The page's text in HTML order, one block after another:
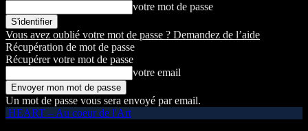
votre mot de passe
Vous avez oublié votre mot de passe ? Demandez de l’aide
Récupération de mot de passe
Récupérer votre mot de passe
votre email
Un mot de passe vous sera envoyé par email.
HEART – Au coeur de l'Art